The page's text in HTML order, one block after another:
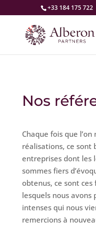
+33 184 175 722
Nos
Chaque fois que
réalisations, ce sont
entreprises dont les
sommes fiers
obtenus, ce sont
lesquels nous
intenses qui nous
remercions à